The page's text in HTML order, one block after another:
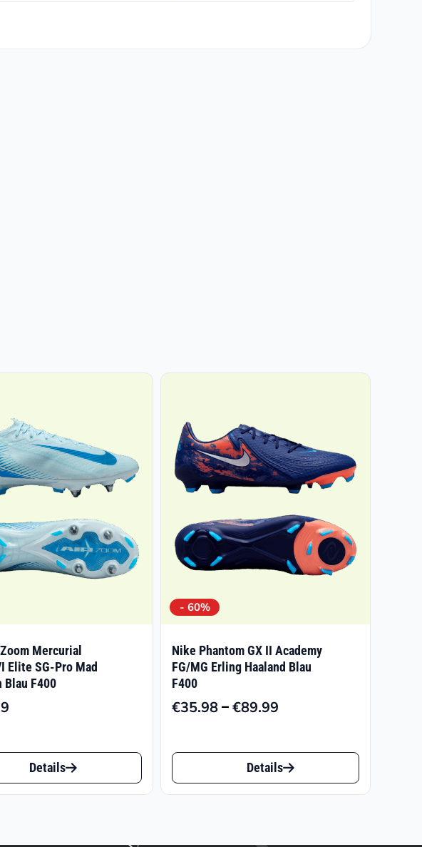
Mercurial
Elite SG-Pro Mad
F400
Details
- 60%
Nike Phantom GX II Academy
FG/MG Erling Haaland Blau
F400
€35.98–€89.99Preisspanne:
bis
€89.99
Dieses
Produkt
Details